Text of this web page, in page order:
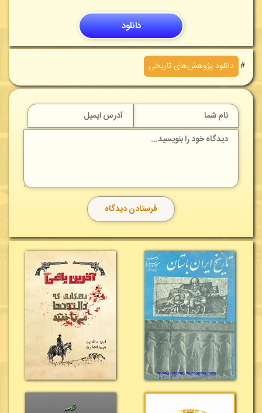
دانلود
＃ دانلود پژوهش‌های تاريخی